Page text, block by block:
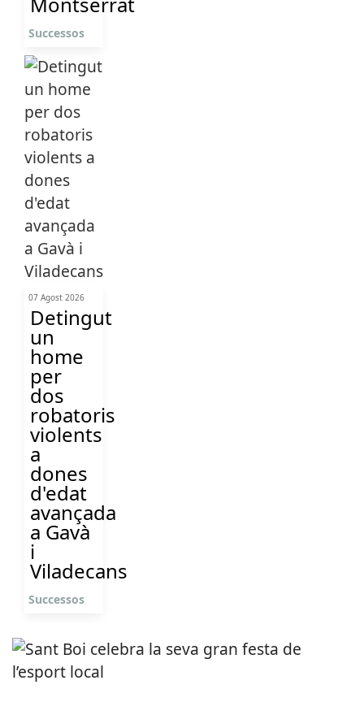
Successos
07 Agost 2026
Detingut
un
home
per
dos
robatoris
violents
a
dones
d'edat
avançada
a Gavà
i
Viladecans
Successos